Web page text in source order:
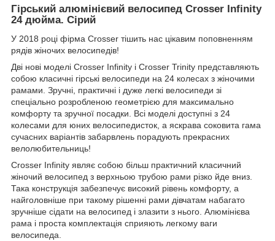
Гірський алюмінієвий велосипед Crosser Infinity
24 дюйма. Сірий
У 2018 році фірма Crosser тішить нас цікавим поповненням
рядів жіночих велосипедів!
Дві нові моделі Crosser Infinity і Crosser Trinity представляють
собою класичні гірські велосипеди на 24 колесах з жіночими
рамами. Зручні, практичні і дуже легкі велосипеди зі
спеціально розробленою геометрією для максимально
комфорту та зручної посадки. Всі моделі доступні з 24
колесами для юних велосипедисток, а яскрава соковита гама
сучасних варіантів забарвлень порадують прекрасних
велолюбительниць!
Crosser Infinity являє собою більш практичний класичний
жіночий велосипед з верхньою трубою рами різко йде вниз.
Така конструкція забезпечує високий рівень комфорту, а
найголовніше при такому рішенні рами дівчатам набагато
зручніше сідати на велосипед і злазити з нього. Алюмінієва
рама і проста комплектація сприяють легкому ваги
велосипеда.